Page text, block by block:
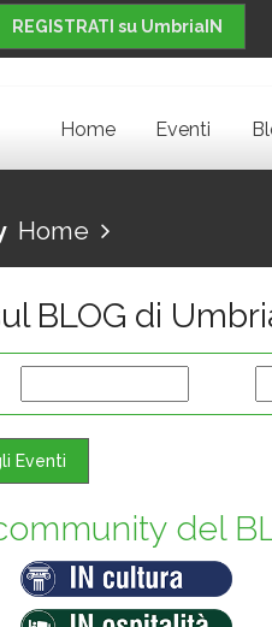
REGISTRATI su UmbriaIN
Home Eventi
Home
BLOG di
Eventi
del